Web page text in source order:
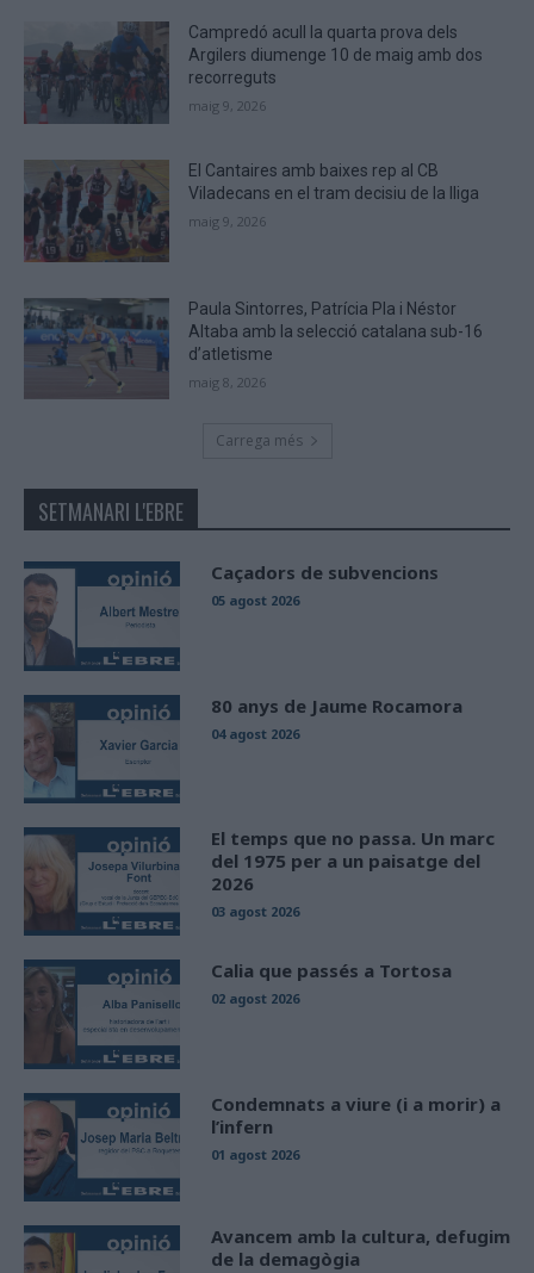
Campredó acull la quarta prova dels
Argilers diumenge 10 de maig amb dos
recorreguts
maig 9, 2026
El Cantaires amb baixes rep al CB
Viladecans en el tram decisiu de la lliga
maig 9, 2026
Paula Sintorres, Patrícia Pla i Néstor
Altaba amb la selecció catalana sub-16
d’atletisme
maig 8, 2026
Carrega més
SETMANARI L'EBRE
Caçadors de subvencions
05 agost 2026
80 anys de Jaume Rocamora
04 agost 2026
El temps que no passa. Un marc
del 1975 per a un paisatge del
2026
03 agost 2026
Calia que passés a Tortosa
02 agost 2026
Condemnats a viure (i a morir) a
l’infern
01 agost 2026
Avancem amb la cultura, defugim
de la demagògia